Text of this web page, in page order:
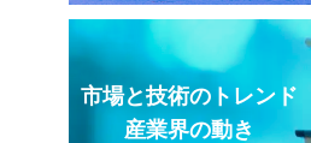
市場と技術のトレンド
産業界の動き